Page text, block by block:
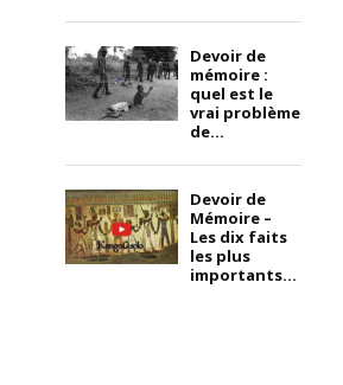
Devoir de
mémoire :
quel est le
vrai problème
de...
Devoir de
Mémoire –
Les dix faits
les plus
importants...